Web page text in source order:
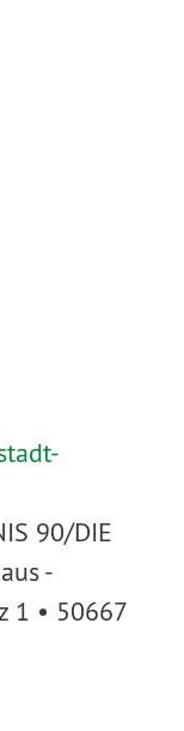
90/DIE
-
1 • 50667